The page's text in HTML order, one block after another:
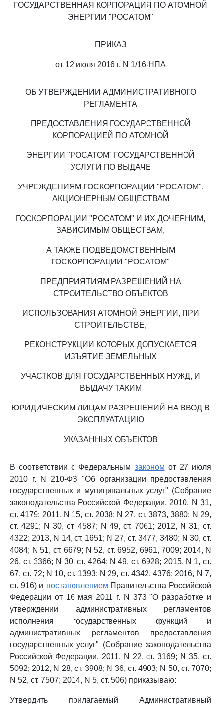
ГОСУДАРСТВЕННАЯ КОРПОРАЦИЯ ПО АТОМНОЙ
ЭНЕРГИИ "РОСАТОМ"
ПРИКАЗ
от 12 июля 2016 г. N 1/16-НПА
ОБ УТВЕРЖДЕНИИ АДМИНИСТРАТИВНОГО
РЕГЛАМЕНТА
ПРЕДОСТАВЛЕНИЯ ГОСУДАРСТВЕННОЙ
КОРПОРАЦИЕЙ ПО АТОМНОЙ
ЭНЕРГИИ "РОСАТОМ" ГОСУДАРСТВЕННОЙ
УСЛУГИ ПО ВЫДАЧЕ
УЧРЕЖДЕНИЯМ ГОСКОРПОРАЦИИ "РОСАТОМ",
АКЦИОНЕРНЫМ ОБЩЕСТВАМ
ГОСКОРПОРАЦИИ "РОСАТОМ" И ИХ ДОЧЕРНИМ,
ЗАВИСИМЫМ ОБЩЕСТВАМ,
А ТАКЖЕ ПОДВЕДОМСТВЕННЫМ
ГОСКОРПОРАЦИИ "РОСАТОМ"
ПРЕДПРИЯТИЯМ РАЗРЕШЕНИЙ НА
СТРОИТЕЛЬСТВО ОБЪЕКТОВ
ИСПОЛЬЗОВАНИЯ АТОМНОЙ ЭНЕРГИИ, ПРИ
СТРОИТЕЛЬСТВЕ,
РЕКОНСТРУКЦИИ КОТОРЫХ ДОПУСКАЕТСЯ
ИЗЪЯТИЕ ЗЕМЕЛЬНЫХ
УЧАСТКОВ ДЛЯ ГОСУДАРСТВЕННЫХ НУЖД, И
ВЫДАЧУ ТАКИМ
ЮРИДИЧЕСКИМ ЛИЦАМ РАЗРЕШЕНИЙ НА ВВОД В
ЭКСПЛУАТАЦИЮ
УКАЗАННЫХ ОБЪЕКТОВ
В соответствии с Федеральным законом от 27 июля
2010 г. N 210-ФЗ "Об организации предоставления
государственных и муниципальных услуг" (Собрание
законодательства Российской Федерации, 2010, N 31,
ст. 4179; 2011, N 15, ст. 2038; N 27, ст. 3873, 3880; N 29,
ст. 4291; N 30, ст. 4587; N 49, ст. 7061; 2012, N 31, ст.
4322; 2013, N 14, ст. 1651; N 27, ст. 3477, 3480; N 30, ст.
4084; N 51, ст. 6679; N 52, ст. 6952, 6961, 7009; 2014, N
26, ст. 3366; N 30, ст. 4264; N 49, ст. 6928; 2015, N 1, ст.
67, ст. 72; N 10, ст. 1393; N 29, ст. 4342, 4376; 2016, N 7,
ст. 916) и постановлением Правительства Российской
Федерации от 16 мая 2011 г. N 373 "О разработке и
утверждении административных регламентов
исполнения государственных функций и
административных регламентов предоставления
государственных услуг" (Собрание законодательства
Российской Федерации, 2011, N 22, ст. 3169; N 35, ст.
5092; 2012, N 28, ст. 3908; N 36, ст. 4903; N 50, ст. 7070;
N 52, ст. 7507; 2014, N 5, ст. 506) приказываю:
Утвердить прилагаемый Административный